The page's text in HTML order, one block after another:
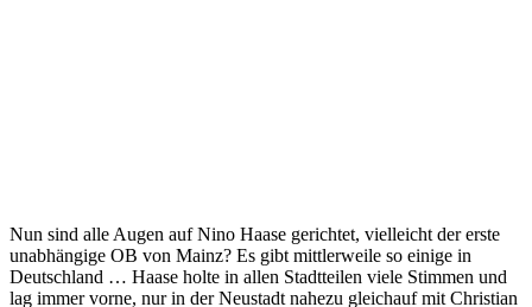
Nun sind alle Augen auf Nino Haase gerichtet, vielleicht der erste
unabhängige OB von Mainz? Es gibt mittlerweile so einige in
Deutschland … Haase holte in allen Stadtteilen viele Stimmen und
lag immer vorne, nur in der Neustadt nahezu gleichauf mit Christian